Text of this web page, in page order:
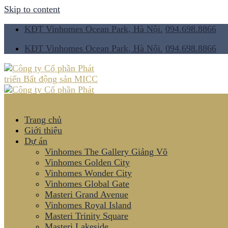
Skip to content
KĐT Vinhomes Ocean Park, Hà Nội. 094.698.8866
KĐT Vinhomes Ocean Park, Hà Nội. 094.698.8866
Trang chủ
Giới thiệu
Dự án
Vinhomes The Gallery Giảng Võ
Vinhomes Golden City
Vinhomes Wonder City
Vinhomes Global Gate
Masteri Grand Avenue
Vinhomes Royal Island
Masteri Trinity Square